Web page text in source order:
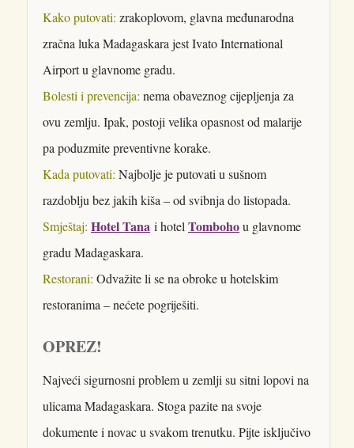
Kako putovati: zrakoplovom, glavna međunarodna
zračna luka Madagaskara jest Ivato International
Airport u glavnome gradu.
Bolesti i prevencija: nema obaveznog cijepljenja za
ovu zemlju. Ipak, postoji velika opasnost od malarije
pa poduzmite preventivne korake.
Kada putovati: Najbolje je putovati u sušnom
razdoblju bez jakih kiša – od svibnja do listopada.
Smještaj: Hotel Tana i hotel Tombohou glavnome
gradu Madagaskara.
Restorani: Odvažite li se na obroke u hotelskim
restoranima – nećete pogriješiti.
OPREZ!
Najveći sigurnosni problem u zemlji su sitni lopovi na
ulicama Madagaskara. Stoga pazite na svoje
dokumente i novac u svakom trenutku. Pijte isključivo